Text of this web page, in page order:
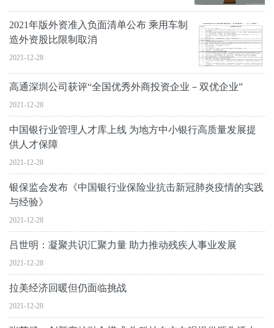
2021年版外资准入负面清单公布 乘用车制
造外资股比限制取消
2021-12-28
高通深圳公司获评“全国优秀外商投资企业－双优企业”
2021-12-28
中国银行业管理人才库上线 为地方中小银行高质量发展提
供人才保障
2021-12-28
银保监会发布《中国银行业保险业抗击新冠肺炎疫情的实践
与经验》
2021-12-28
吕世明：凝聚共识汇聚力量 助力推动残疾人事业发展
2021-12-28
拉美经济回暖但仍面临挑战
2021-12-28